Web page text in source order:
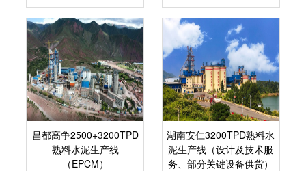
昌都高争2500+3200TPD
熟料水泥生产线
（EPCM）
湖南安仁3200TPD熟料水
泥生产线（设计及技术服
务、部分关键设备供货）